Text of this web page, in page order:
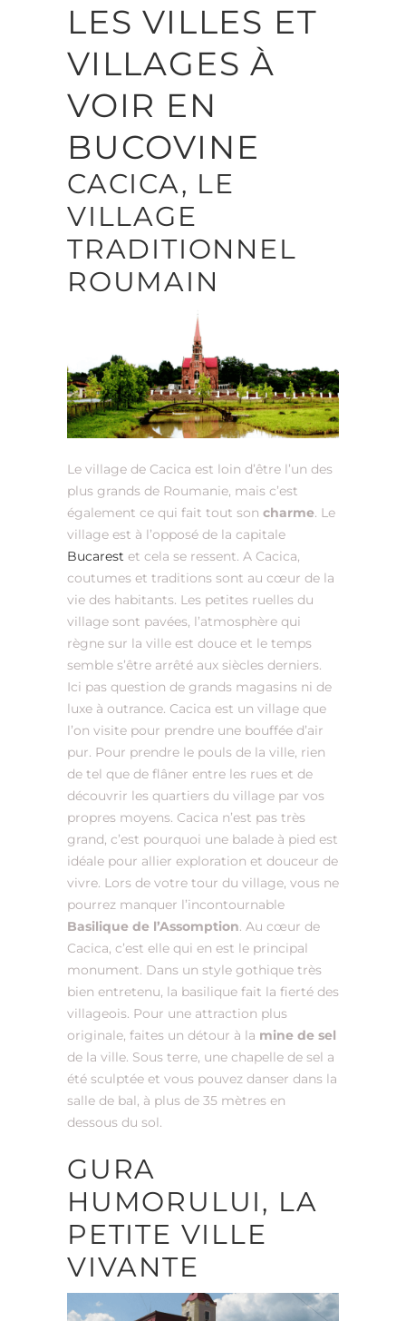
LES VILLES ET
VILLAGES À
VOIR EN
BUCOVINE
CACICA, LE
VILLAGE
TRADITIONNEL
ROUMAIN
Le village de Cacica est loin d’être l’un des
plus grands de Roumanie, mais c’est
également ce qui fait tout son charme. Le
village est à l’opposé de la capitale
Bucarest et cela se ressent. A Cacica,
coutumes et traditions sont au cœur de la
vie des habitants. Les petites ruelles du
village sont pavées, l’atmosphère qui
règne sur la ville est douce et le temps
semble s’être arrêté aux siècles derniers.
Ici pas question de grands magasins ni de
luxe à outrance. Cacica est un village que
l’on visite pour prendre une bouffée d’air
pur. Pour prendre le pouls de la ville, rien
de tel que de flâner entre les rues et de
découvrir les quartiers du village par vos
propres moyens. Cacica n’est pas très
grand, c’est pourquoi une balade à pied est
idéale pour allier exploration et douceur de
vivre. Lors de votre tour du village, vous ne
pourrez manquer l’incontournable
Basilique de l’Assomption. Au cœur de
Cacica, c’est elle qui en est le principal
monument. Dans un style gothique très
bien entretenu, la basilique fait la fierté des
villageois. Pour une attraction plus
originale, faites un détour à la mine de sel
de la ville. Sous terre, une chapelle de sel a
été sculptée et vous pouvez danser dans la
salle de bal, à plus de 35 mètres en
dessous du sol.
GURA
HUMORULUI, LA
PETITE VILLE
VIVANTE